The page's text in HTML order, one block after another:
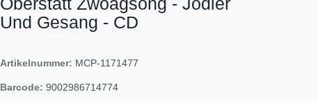
Und Gesang - CD
Artikelnummer: MCP-1171477
Barcode: 9002986714774